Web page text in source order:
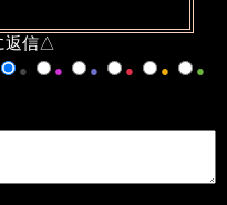
返信△
● ● ● ● ●
●